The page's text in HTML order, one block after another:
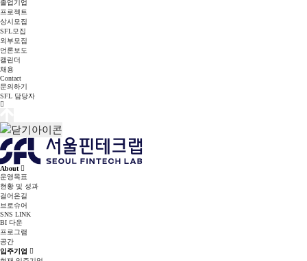
졸업기업
프로젝트
상시모집
SFL모집
외부모집
언론보도
캘린더
채용
Contact
문의하기
SFL 담당자
About
운영목표
현황 및 성과
걸어온길
브로슈어
SNS LINK
BI 다운
프로그램
공간
입주기업